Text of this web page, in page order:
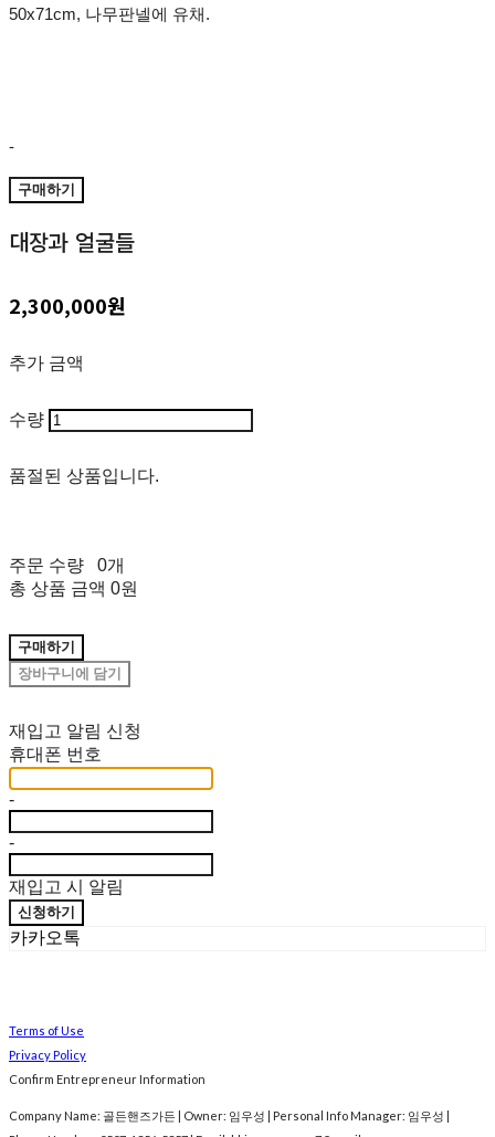
50x71cm, 나무판넬에 유채.
-
구매하기
대장과 얼굴들
2,300,000원
추가 금액
수량
품절된 상품입니다.
주문 수량
0개
총 상품 금액 0원
구매하기
장바구니에 담기
재입고 알림 신청
휴대폰 번호
-
-
재입고 시 알림
신청하기
카카오톡
Terms of Use
Privacy Policy
Confirm Entrepreneur Information
Company Name: 골든핸즈가든 | Owner: 임우성 | Personal Info Manager: 임우성 |